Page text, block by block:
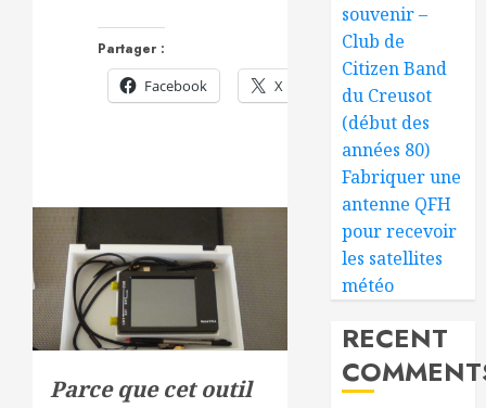
Partager :
Facebook
X
Parce que cet outil
souvenir –
Club de
Citizen Band
du Creusot
(début des
années 80)
Fabriquer une
antenne QFH
pour recevoir
les satellites
météo
RECENT